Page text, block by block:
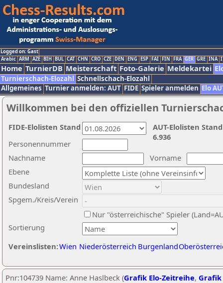
Logged on: Gast
Arabic ARM AZE BIH BUL CAT CHN CRO CZE DEN ENG ESP FAI FIN FRA GER GRE INA
Home TurnierDB Meisterschaft Foto-Galerie Meldekartei
Turnierschach-Elozahl Schnellschach-Elozahl
Allgemeines Turnier anmelden: AUT FIDE Spieler anmelden Elo
Willkommen bei den offiziellen
Nachname
Vorname
Ebene
Sortierung
Personennummer
Bundesland
Spgem./Kreis/Verein
Nur "österreichische" Spieler
Vereinslisten:Wien Niederösterreich Burgenland
AUT-Elolisten
6.936
FIDE-Elolisten Stand
Pnr:104739 Name: Anne Haslbeck (Grafik Elo-Zeitreihe, Grafik